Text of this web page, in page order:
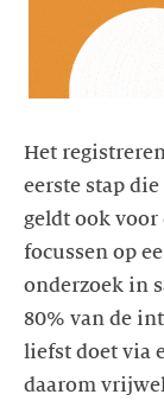
Het
eerste stap
geldt ook
focussen op
onderzoek in
80% van de
liefst doet via
daarom